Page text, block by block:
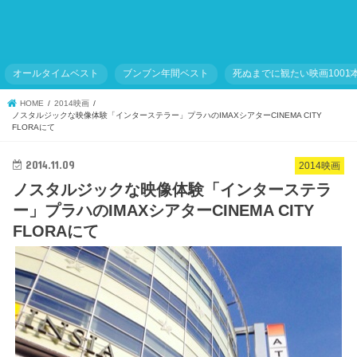
オールタイムベスト ブンブン年間ベスト 死ぬまでに観たい映画1001
HOME
2014映画
ノスタルジックな映像体験「インターステラー」プラハのIMAXシアターCINEMA CITY
FLORAにて
2014映画
2014.11.09
ノスタルジックな映像体験「インターステラ
ー」プラハのIMAXシアターCINEMA CITY
FLORAにて